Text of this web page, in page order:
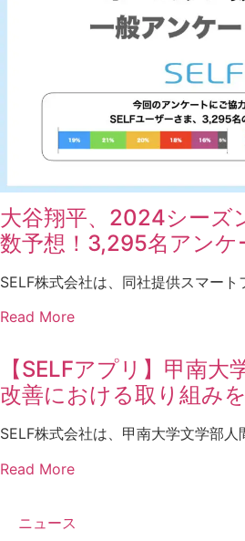
大谷翔平、2024シーズ
数予想！3,295名アンケ
SELF株式会社は、同社提供スマート
Read More
【SELFアプリ】甲南大
改善における取り組み
SELF株式会社は、甲南大学文学部人
Read More
ニュース